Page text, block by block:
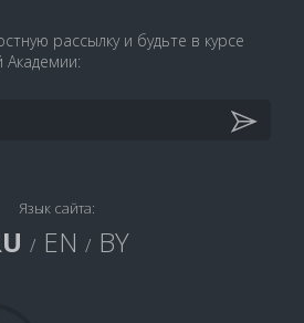
рассылку и будьте в курсе
Академии:
Язык сайта:
/ EN / BY